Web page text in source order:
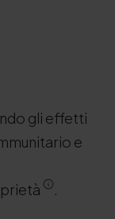
gli effetti
e
.